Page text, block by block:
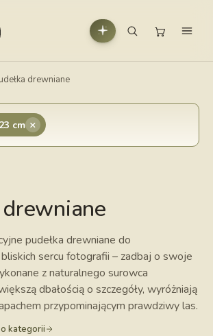
drewniane
cm ×
drewniane
pudełka drewniane do
sercu fotografii – zadbaj o swoje
z naturalnego surowca
dbałością o szczegóły, wyróżniają
przypominającym prawdziwy las.
kategorii